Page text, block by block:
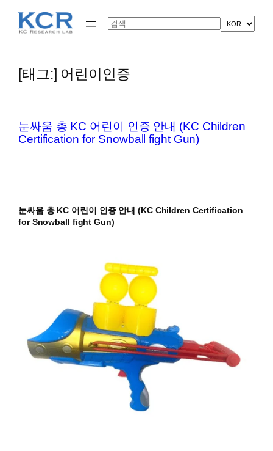
Search
[태그:] 어린이인증
눈싸움 총 KC 어린이 인증 안내 (KC Children
Certification for Snowball fight Gun)
눈싸움 총 KC 어린이 인증 안내 (KC Children Certification
for Snowball fight Gun)